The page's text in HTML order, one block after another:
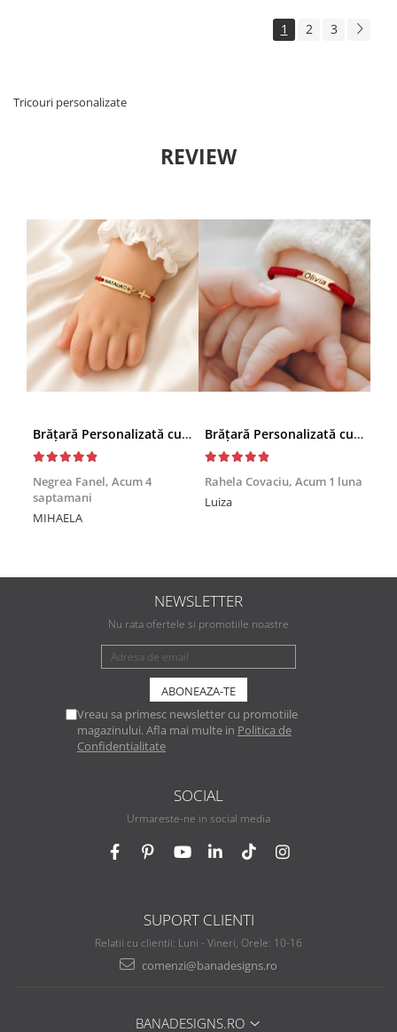
1 2 3
Tricouri personalizate
REVIEW
Brățară Personalizată cu Nume și Cruciuță – Inox Aur IP
Negrea Fanel, Acum 4
saptamani
MIHAELA
Brățară Personalizată cu Nume, Inox Auriu Waterproof, pentru copii
Rahela Covaciu, Acum 1 luna
Luiza
NEWSLETTER
Nu rata ofertele si promotiile noastre
Vreau sa primesc newsletter cu promotiile
magazinului. Afla mai multe in Politica de
Confidentialitate
SOCIAL
Urmareste-ne in social media
SUPORT CLIENTI
Relatii cu clientii: Luni - Vineri, Orele: 10-16
comenzi@banadesigns.ro
BANADESIGNS.RO